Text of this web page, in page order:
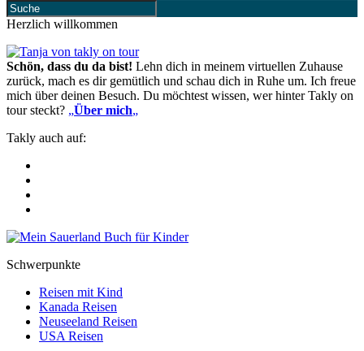
Herzlich willkommen
Schön, dass du da bist! Lehn dich in meinem virtuellen Zuhause
zurück, mach es dir gemütlich und schau dich in Ruhe um. Ich freue
mich über deinen Besuch. Du möchtest wissen, wer hinter Takly on
tour steckt? „Über mich„
Takly auch auf:
Schwerpunkte
Reisen mit Kind
Kanada Reisen
Neuseeland Reisen
USA Reisen